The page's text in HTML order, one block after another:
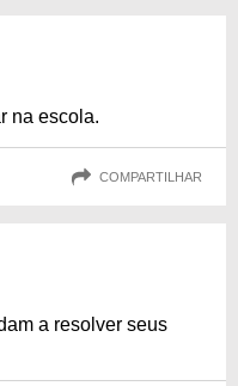
na escola.
COMPARTILHAR
a resolver seus